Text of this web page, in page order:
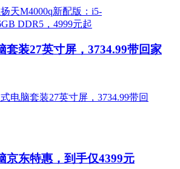
套装27英寸屏，3734.99带回家
京东特惠，到手仅4399元